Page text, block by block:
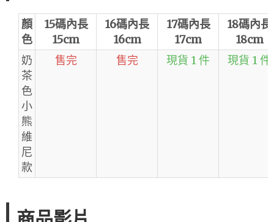
顏
色
15碼內長
15cm
16碼內長
16cm
17碼內長
17cm
18碼內長
18cm
奶
茶
色
小
熊
維
尼
款
售完 售完 現貨 1 件 現貨 1 件